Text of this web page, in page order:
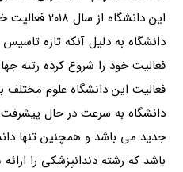
این دانشگاه
فعالیت این دانشگاه علوم
دانشگاه به سرعت در حال
جدید می باشد و همچنین تنها
باشد که رشته دندانپزشکی را